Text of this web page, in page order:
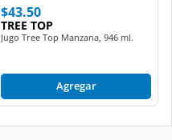
$43.50
TREE TOP
Jugo Tree Top Manzana, 946 ml.
Agregar